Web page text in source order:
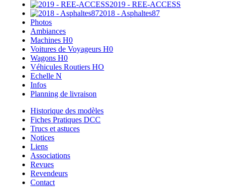
2019 - REE-ACCESS
2018 - Asphaltes87
Photos
Ambiances
Machines H0
Voitures de Voyageurs H0
Wagons H0
Véhicules Routiers HO
Echelle N
Infos
Planning de livraison
Historique des modèles
Fiches Pratiques DCC
Trucs et astuces
Notices
Liens
Associations
Revues
Revendeurs
Contact